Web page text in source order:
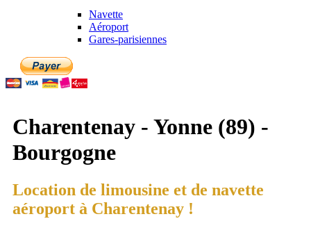
Navette
Aéroport
Gares-parisiennes
Charentenay - Yonne (89) -
Bourgogne
Location de limousine et de navette
aéroport à Charentenay !